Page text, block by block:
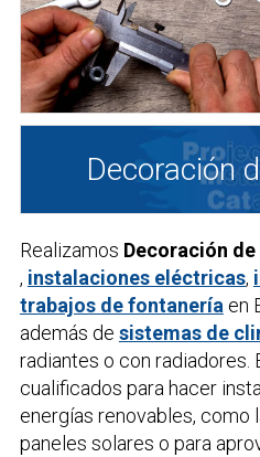
Decoración
Realizamos Decoración
, instalaciones eléctricas,
trabajos de fontanería en
además de sistemas de
radiantes o con radiadores.
cualificados para hacer
energías renovables, como
paneles solares o para